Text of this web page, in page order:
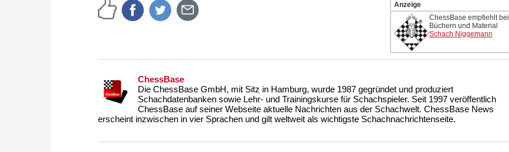
Anzeige
ChessBase empfiehlt bei
Büchern und Material
Schach Niggemann
ChessBase
Die ChessBase GmbH, mit Sitz in Hamburg, wurde 1987 gegründet und produziert
Schachdatenbanken sowie Lehr- und Trainingskurse für Schachspieler. Seit 1997 veröffentlich
ChessBase auf seiner Webseite aktuelle Nachrichten aus der Schachwelt. ChessBase News
erscheint inzwischen in vier Sprachen und gilt weltweit als wichtigste Schachnachrichtenseite.